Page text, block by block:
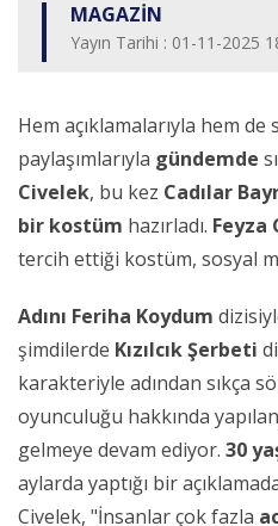
MAGAZİN
Yayın Tarihi : 01-11-2025
Hem açıklamalarıyla hem de
paylaşımlarıyla gündemde
Civelek, bu kez Cadılar
bir kostüm hazırladı. Feyza
tercih ettiği kostüm, sosyal
Adını Feriha Koydum
şimdilerde Kızılcık Şerbeti
karakteriyle adından sıkça
oyunculuğu hakkında
gelmeye devam ediyor. 30
aylarda yaptığı bir
Civelek, "İnsanlar çok fazla